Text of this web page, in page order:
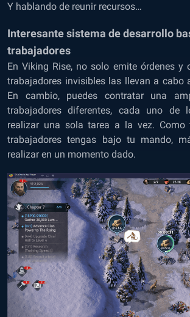
Y hablando de reunir recursos…
Interesante sistema de desarrollo
trabajadores
En Viking Rise, no solo emite órdenes y
trabajadores invisibles las llevan a cabo
En cambio, puedes contratar una
trabajadores diferentes, cada uno de
realizar una sola tarea a la vez. Como
trabajadores tengas bajo tu mando,
realizar en un momento dado.